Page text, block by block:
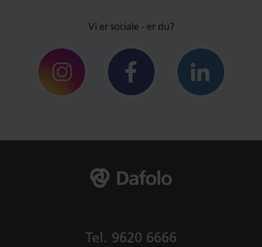
Vi er sociale - er du?
Tel. 9620 6666